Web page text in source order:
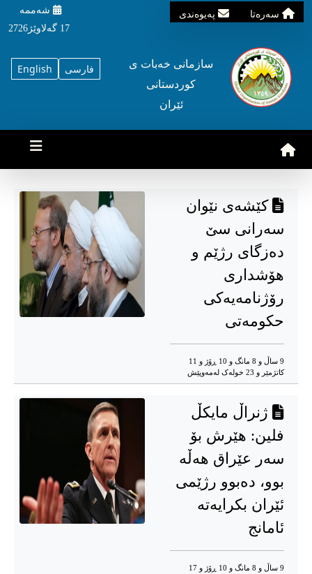
سه‌ره‌تا په‌یوه‌ندی
شه‌ممه‌
17 گه‌لاوێژ2726
English فارسی
سازمانی خه‌بات ی
کوردستانی
ئێران
کێشەی نێوان
سەرانی سێ
دەزگای رژێم و
هۆشداری
رۆژنامەیەکی
حکومەتی
9 ساڵ و 8 مانگ و 10 ڕۆژ و 11
کاتژمێر و 23 خوله‌ک له‌مه‌وپێش‌
ژنراڵ مایکڵ
فلین: هێرش بۆ
سەر عێراق هەڵە
بوو، دەبوو رژێمی
ئێران بکرایەتە
ئامانج
9 ساڵ و 8 مانگ و 10 ڕۆژ و 17